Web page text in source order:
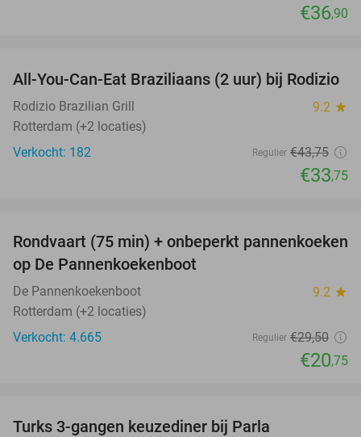
€36,90
23%
All-You-Can-Eat Braziliaans (2 uur) bij Rodizio
Rodizio Brazilian Grill 9.2 star
Rotterdam (+2 locaties)
Verkocht: 182
Regulier €43,75
€33,75
30%
Rondvaart (75 min) + onbeperkt pannenkoeken
op De Pannenkoekenboot
De Pannenkoekenboot 9.2 star
Rotterdam (+2 locaties)
Verkocht: 4.665
Regulier €29,50
€20,75
Turks 3-gangen keuzediner bij Parla